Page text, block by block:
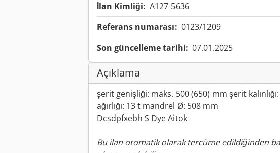
İlan Kimliği: A127-5636
Referans numarası: 0123/1209
Son güncelleme tarihi: 07.01.2025
Açıklama
şerit genişliği: maks. 500 (650) mm şerit
ağırlığı: 13 t mandrel Ø: 508 mm
Dcsdpfxebh S Dye Aitok
Bu ilan otomatik olarak tercüme edildiğinden